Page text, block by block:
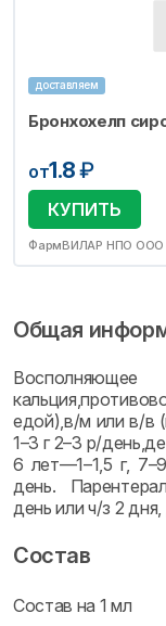
доставляем
Бронхохелп
от1.8₽
КУПИТЬ
ФармВИЛАР НПО ООО
Общая
едой),в/м или в/в
1–3 г 2–3 р/
6 лет—1–1,5 г,
день.
день или ч/з 2
Состав
Состав на 1 мл